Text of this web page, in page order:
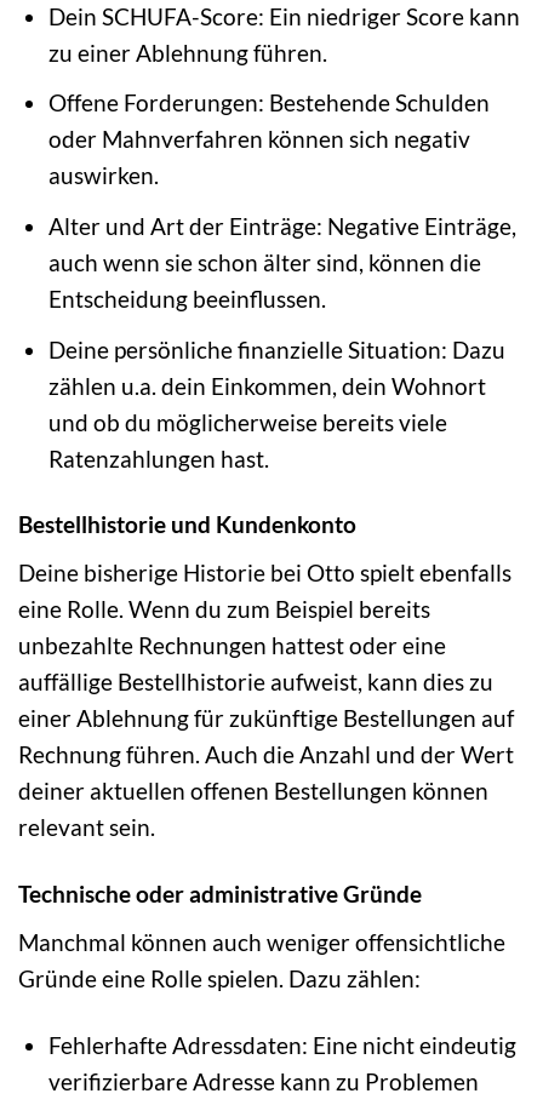
Dein SCHUFA-Score: Ein niedriger Score kann
zu einer Ablehnung führen.
Offene Forderungen: Bestehende Schulden
oder Mahnverfahren können sich negativ
auswirken.
Alter und Art der Einträge: Negative Einträge,
auch wenn sie schon älter sind, können die
Entscheidung beeinflussen.
Deine persönliche finanzielle Situation: Dazu
zählen u.a. dein Einkommen, dein Wohnort
und ob du möglicherweise bereits viele
Ratenzahlungen hast.
Bestellhistorie und Kundenkonto
Deine bisherige Historie bei Otto spielt ebenfalls
eine Rolle. Wenn du zum Beispiel bereits
unbezahlte Rechnungen hattest oder eine
auffällige Bestellhistorie aufweist, kann dies zu
einer Ablehnung für zukünftige Bestellungen auf
Rechnung führen. Auch die Anzahl und der Wert
deiner aktuellen offenen Bestellungen können
relevant sein.
Technische oder administrative Gründe
Manchmal können auch weniger offensichtliche
Gründe eine Rolle spielen. Dazu zählen:
Fehlerhafte Adressdaten: Eine nicht eindeutig
verifizierbare Adresse kann zu Problemen